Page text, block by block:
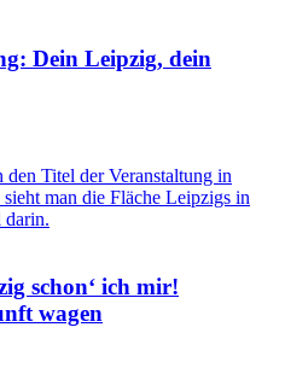
Dein Leipzig, dein
schon‘ ich mir!
wagen